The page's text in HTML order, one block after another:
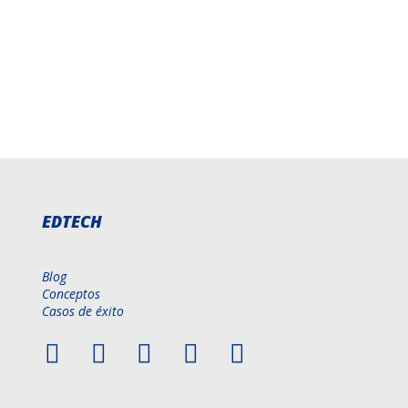
EDTECH
Blog
Conceptos
Casos de éxito